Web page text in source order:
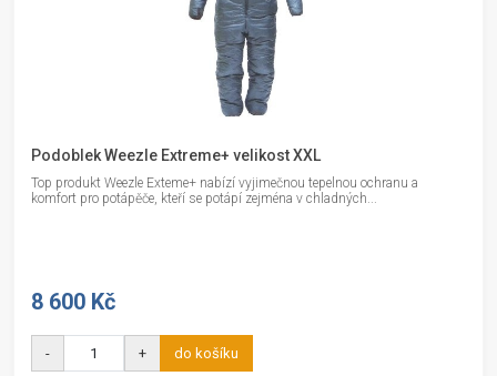
Podoblek Weezle Extreme+ velikost XXL
Top produkt Weezle Exteme+ nabízí vyjimečnou tepelnou ochranu a
komfort pro potápěče, kteří se potápí zejména v chladných...
8 600 Kč
- + do košíku